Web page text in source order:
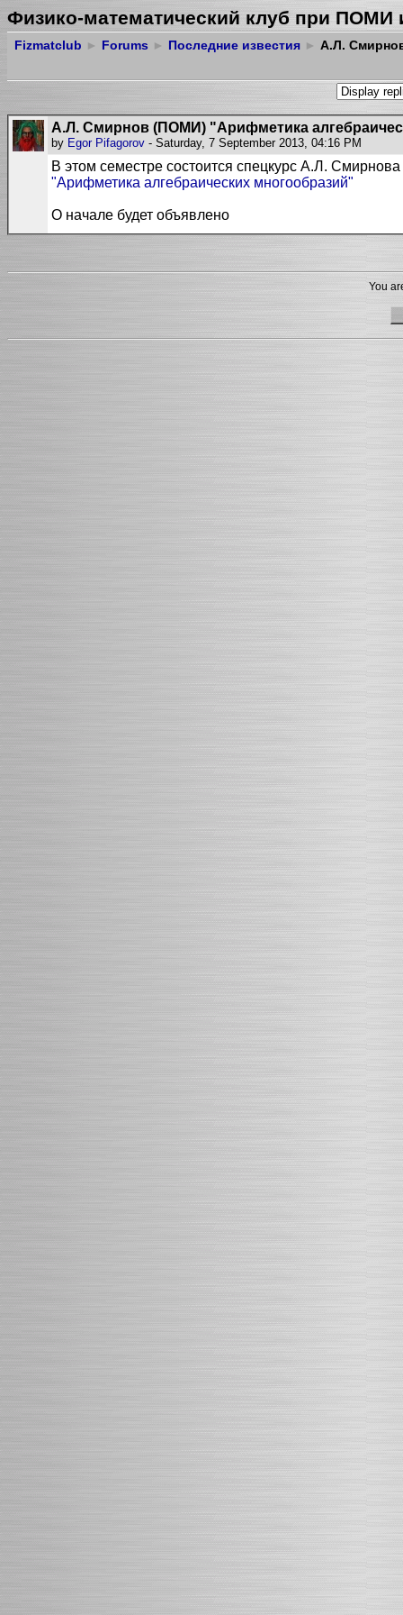
Физико-математический клуб при ПОМИ
Fizmatclub ► Forums ► Последние известия ► А.Л.
А.Л. Смирнов (ПОМИ) "Арифметика
by Egor Pifagorov - Saturday, 7 September 2013, 04:16 PM
В этом семестре состоится спецкурс А.Л. Смирнова
"Арифметика алгебраических многообразий"
О начале будет объявлено
You